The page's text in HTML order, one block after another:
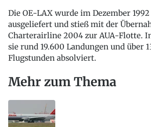
Die OE-LAX wurde im Dezember
ausgeliefert und stieß mit der
Charterairline 2004 zur AUA-Flotte.
sie rund 19.600 Landungen und über
Flugstunden absolviert.
Mehr zum Thema